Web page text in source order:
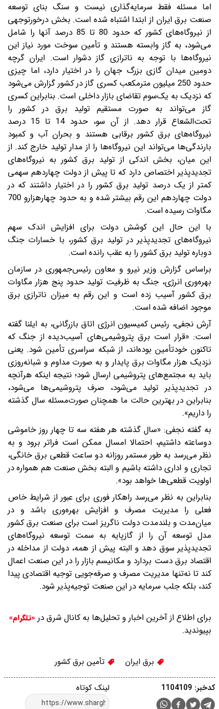
اما مسئله فقط سرمایه‌گذاری نیست و سنگ بنای توسعه
صنعت برق ایران از ابتدا اشتباه شده است. بخش درخورتوجهی
از نیروگاه‌های کشور که حدود 80 تا 85 درصد آنها را شامل
می‌شود، به گاز وابسته هستند و تأمین سوخت مورد نیاز این
نیروگاه‌ها با توجه به ناترازی گاز دشوار است. ایران گرچه
دومین میدان گازی بزرگ جهان را در اختیار دارد، اما چیزی
حدود 250 میلیون مترمکعب کسری گاز در کشور گزارش می‌شود
که نزدیک به یک‌سوم تقاضای بازار داخلی است. بنابراین کسری
گاز می‌تواند به صورت مستقیم تولید برق در کشور را
تحت‌الشعاع قرار دهد. از آن سو، حدود 14 تا 15 درصد
نیروگاه‌های برق کشور برقابی هستند و بحران آب و کمبود
بارندگی‌ها می‌تواند این نیروگاه‌ها را از مدار تولید خارج کند. از
این میان، بخش اندکی از تولید برق کشور به نیروگاه‌های
تجدیدپذیر اختصاص دارد که تا پیش از دولت چهاردهم سهمی
کمتر از یک درصد تولید برق کشور را در اختیار داشتند که در
دولت چهاردهم این رقم بیشتر شده و به حدود چهار‌هزار‌و 700
مگاوات رسیده است.
با این حال این کوشش دولت برای افزایش اندک سهم
نیروگاه‌های تجدیدپذیر در تولید برق کشور، با خسارات جنگ
دوباره تولید برق کشور را به عقب رانده است.
بر‌اساس گزارش وزیر نیرو و معاون رئیس‌جمهوری در سازمان
بهره‌وری انرژی، جنگ به ظرفیت تولید حدود پنج هزار مگاوات
برق کشور آسیب زده است و این رقم به میزان ناترازی برق
موجود اضافه شده است.
آرش نجفی، رئیس کمیسیون انرژی اتاق بازرگانی، به ایلنا گفته
است: «قرار است برق پتروشیمی‌های آسیب‌دیده از جنگ که
تاکنون خودتأمین بوده‌اند، از شبکه سراسری تأمین شود. یعنی
نزدیک هزار مگاوات برق پایدار و به صورت مداوم و شبانه‌روزی
باید به مجتمع‌های پتروشیمی ارسال شود؛ نتیجه اینکه هرآنچه
در تجدیدپذیر تولید می‌شود، صرف پتروشیمی‌ها می‌شود،
بنابراین در بهترین حالت ما همچنان صورت‌مسئله سال گذشته
را داریم».
به گفته نجفی: «سال گذشته هر هفته سه تا چهار روز خاموشی
دوساعته داشتیم، احتمالا امسال ممکن است فراتر برود و به
نظر می‌رسد به طور مستمر روزانه دو ساعت قطعی برق خانگی،
تجاری و اداری داشته باشیم و البته بخش صنعت هم همواره در
اولویت قطعی‌ها خواهد بود».
بنابراین به نظر می‌رسد راهکار فوری برای عبور از شرایط خاص
فعلی را مدیریت مصرف و افزایش بهره‌وری باشد و در
میان‌‌مدت و بلندمدت دولت ناگریز است برای صنعت برق کشور
مدل توسعه آن را از گازپایه به سمت توسعه نیروگاه‌های
تجدیدپذیر سوق دهد و البته پیش از همه، دولت از مداخله در
اقتصاد برق دست بردارد و مکانیسم بازار را در این صنعت اعمال
کند تا نه‌تنها مدیریت مصرف و صرفه‌جویی توجیه اقتصادی پیدا
کند، بلکه جلب سرمایه در این صنعت توجیه‌پذیر شود.
برای اطلاع از آخرین اخبار و تحلیل‌ها به کانال شرق در «تلگرام»
بپیوندید.
برق ایران تأمین برق کشور
لینک کوتاه کدخبر: 1104109